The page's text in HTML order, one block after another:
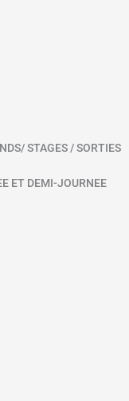
STAGES / SORTIES
ET DEMI-JOURNEE